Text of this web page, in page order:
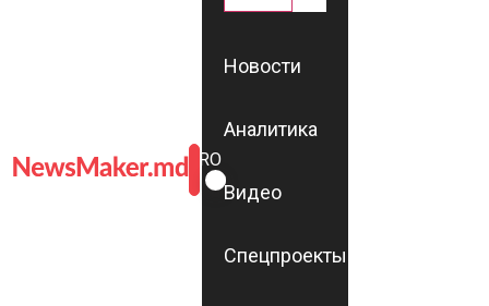
ROMÂNĂ
RU
Новости
Аналитика
Видео
Спецпроекты